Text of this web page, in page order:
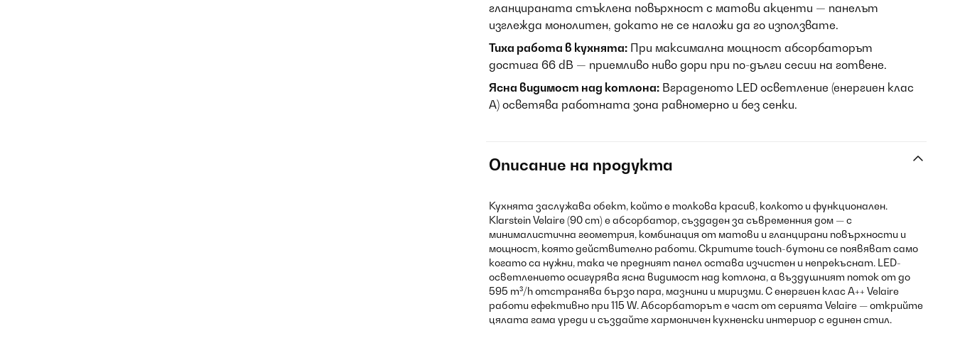
гланцираната стъклена повърхност с матови акценти — панелът
изглежда монолитен, докато не се наложи да го използвате.
Тиха работа в кухнята: При максимална мощност абсорбаторът
достига 66 dB — приемливо ниво дори при по-дълги сесии на готвене.
Ясна видимост над котлона: Вграденото LED осветление (енергиен клас
A) осветява работната зона равномерно и без сенки.
Описание на продукта
Кухнята заслужава обект, който е толкова красив, колкото и функционален.
Klarstein Velaire (90 cm) е абсорбатор, създаден за съвременния дом — с
минималистична геометрия, комбинация от матови и гланцирани повърхности и
мощност, която действително работи. Скритите touch-бутони се появяват само
когато са нужни, така че предният панел остава изчистен и непрекъснат. LED-
осветлението осигурява ясна видимост над котлона, а въздушният поток от до
595 m³/h отстранява бързо пара, мазнини и миризми. С енергиен клас A++ Velaire
работи ефективно при 115 W. Абсорбаторът е част от серията Velaire — открийте
цялата гама уреди и създайте хармоничен кухненски интериор с единен стил.